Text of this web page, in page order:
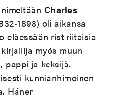
Charles
1898) oli aikansa
eläessään ristiriitaisia
myös muun
pappi ja keksijä.
kunnianhimoinen
Hänen